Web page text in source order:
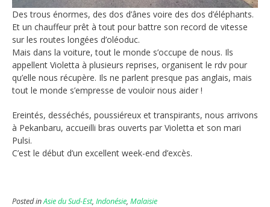
Des trous énormes, des dos d’ânes voire des dos d’éléphants.
Et un chauffeur prêt à tout pour battre son record de vitesse
sur les routes longées d’oléoduc.
Mais dans la voiture, tout le monde s’occupe de nous. Ils
appellent Violetta à plusieurs reprises, organisent le rdv pour
qu’elle nous récupère. Ils ne parlent presque pas anglais, mais
tout le monde s’empresse de vouloir nous aider !
Ereintés, desséchés, poussiéreux et transpirants, nous arrivons
à Pekanbaru, accueilli bras ouverts par Violetta et son mari
Pulsi.
C’est le début d’un excellent week-end d’excès.
Posted inAsie du Sud-Est, Indonésie, Malaisie